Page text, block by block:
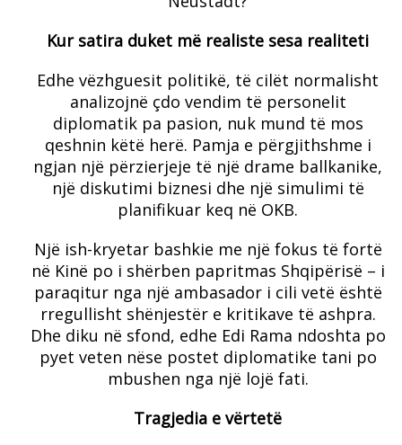
Kur satira duket më realiste sesa realiteti
Edhe vëzhguesit politikë, të cilët normalisht
analizojnë çdo vendim të personelit
diplomatik pa pasion, nuk mund të mos
qeshnin këtë herë. Pamja e përgjithshme i
ngjan një përzierjeje të një drame ballkanike,
një diskutimi biznesi dhe një simulimi të
planifikuar keq në OKB.
Një ish-kryetar bashkie me një fokus të fortë
në Kinë po i shërben papritmas Shqipërisë – i
paraqitur nga një ambasador i cili vetë është
rregullisht shënjestër e kritikave të ashpra.
Dhe diku në sfond, edhe Edi Rama ndoshta po
pyet veten nëse postet diplomatike tani po
mbushen nga një lojë fati.
Tragjedia e vërtetë